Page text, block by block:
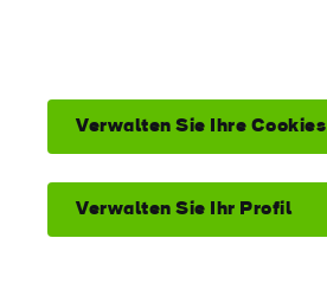
Verwalten Sie Ihre Cookies
Verwalten Sie Ihr Profil